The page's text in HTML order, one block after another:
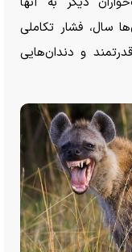
سال، فشار تکاملی
و دندان‌هایی